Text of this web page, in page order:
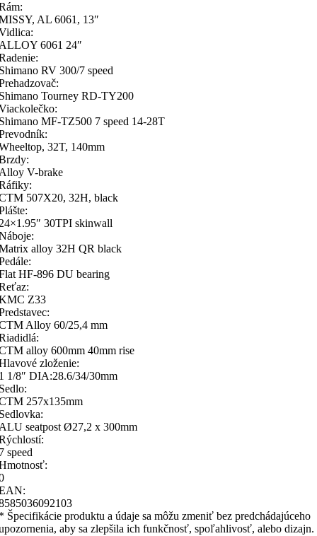
AL 6061, 13″
6061 24″
RV 300/7 speed
Tourney RD-TY200
MF-TZ500 7 speed 14-28T
32T, 140mm
V-brake
507X20, 32H, black
30TPI skinwall
alloy 32H QR black
HF-896 DU bearing
Z33
Alloy 60/25,4 mm
alloy 600mm 40mm rise
zloženie:
1/8″ DIA:28.6/34/30mm
257x135mm
seatpost Ø27,2 x 300mm
speed
Špecifikácie produktu a údaje sa môžu zmeniť bez predchádajúceho
aby sa zlepšila ich funkčnosť, spoľahlivosť, alebo dizajn.